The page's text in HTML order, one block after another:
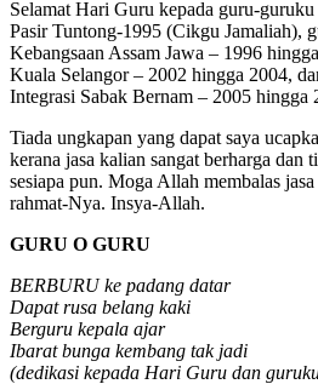
Selamat Hari Guru kepada guru-
Pasir Tuntong-1995 (Cikgu Jamaliah),
Kebangsaan Assam Jawa – 1996
Kuala Selangor – 2002 hingga 2004,
Integrasi Sabak Bernam – 2005 hingga
Tiada ungkapan yang dapat saya
kerana jasa kalian sangat berharga dan
sesiapa pun. Moga Allah membalas
rahmat-Nya. Insya-Allah.
GURU O GURU
BERBURU ke padang datar
Dapat rusa belang kaki
Berguru kepala ajar
Ibarat bunga kembang tak jadi
(dedikasi kepada Hari Guru dan